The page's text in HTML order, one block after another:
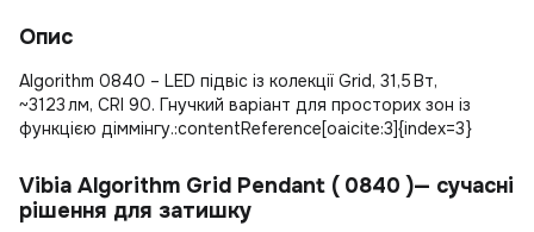
Опис
Algorithm 0840 – LED підвіс із колекції Grid, 31,5 Вт,
~3123 лм, CRI 90. Гнучкий варіант для просторих зон із
функцією діммінгу.:contentReference[oaicite:3]{index=3}
Vibia Algorithm Grid Pendant ( 0840 )— сучасні
рішення для затишку